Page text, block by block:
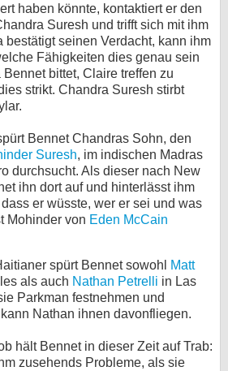
haben könnte, kontaktiert er den
Suresh und trifft sich mit ihm
bestätigt seinen Verdacht, kann ihm
Fähigkeiten dies genau sein
bittet, Claire treffen zu
strikt. Chandra Suresh stirbt
Bennet Chandras Sohn, den
Suresh, im indischen Madras
durchsucht. Als dieser nach New
ihn dort auf und hinterlässt ihm
er wüsste, wer er sei und was
Mohinder von Eden McCain
spürt Bennet sowohl
Matt
als auch Nathan Petrelli in Las
Parkman festnehmen und
Nathan ihnen davonfliegen.
hält Bennet in dieser Zeit auf Trab:
zusehends Probleme, als sie